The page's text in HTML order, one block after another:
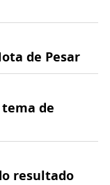
de Pesar
de
resultado